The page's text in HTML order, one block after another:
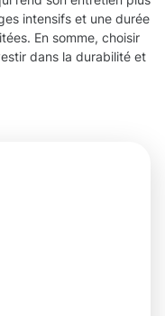
intensifs et une durée
En somme, choisir
dans la durabilité et